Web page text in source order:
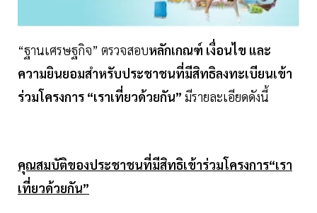
“ฐานเศรษฐกิจ” ตรวจสอบหลักเกณฑ์ เงื่อนไข และ
ความยินยอมสำหรับประชาชนที่มีสิทธิลงทะเบียนเข้า
ร่วมโครงการ “เราเที่ยวด้วยกัน” มีรายละเอียดดังนี้
คุณสมบัติของประชาชนที่มีสิทธิเข้าร่วมโครงการ“เรา
เที่ยวด้วยกัน”